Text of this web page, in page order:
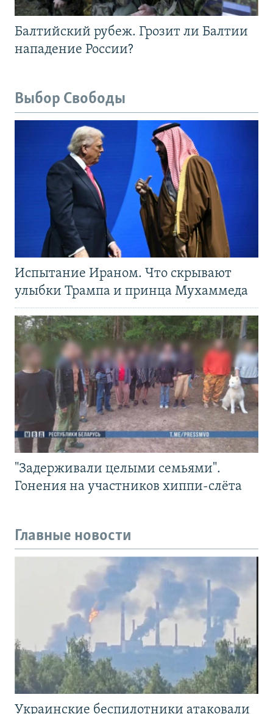
Балтийский рубеж. Грозит ли Балтии
нападение России?
Выбор Свободы
Испытание Ираном. Что скрывают
улыбки Трампа и принца Мухаммеда
"Задерживали целыми семьями".
Гонения на участников хиппи-слёта
Главные новости
Украинские беспилотники атаковали